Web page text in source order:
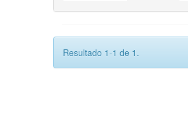
Resultado 1-1 de 1.